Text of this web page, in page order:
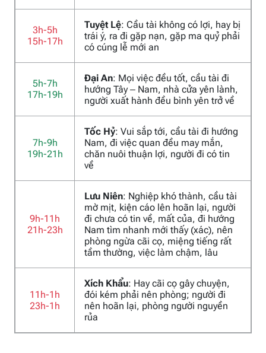
3h-5h
15h-17h
Tuyệt Lệ: Cầu tài không có lợi, hay bị
trái ý, ra đi gặp nạn, gặp ma quỷ phải
có cúng lễ mới an
5h-7h
17h-19h
Đại An: Mọi việc đều tốt, cầu tài đi
hướng Tây – Nam, nhà cửa yên lành,
người xuất hành đều bình yên trở về
7h-9h
19h-21h
Tốc Hỷ: Vui sắp tới, cầu tài đi hướng
Nam, đi việc quan đều may mắn,
chăn nuôi thuận lợi, người đi có tin
về
9h-11h
21h-23h
Lưu Niên: Nghiệp khó thành, cầu tài
mờ mịt, kiện cáo lên hoãn lại, người
đi chưa có tin về, mất của, đi hướng
Nam tìm nhanh mới thấy (xác), nên
phòng ngừa cãi cọ, miệng tiếng rất
tầm thường, việc làm chậm, lâu
11h-1h
23h-1h
Xích Khẩu: Hay cãi cọ gây chuyện,
đói kém phải nên phòng; người đi
nên hoãn lại, phòng người nguyền
rủa